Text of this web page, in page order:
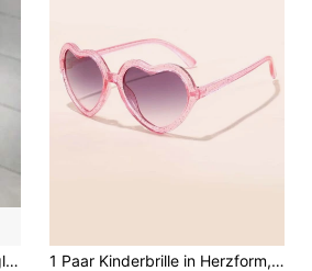
1/2 Stücke modische Brillen, glänzende Fliegen-Brillen, Süß Katzenauge-Rundrahmen-Brillen, süße Foto-Requisiten, dekorative Brillen, perfektes Geschenk für Jungs und Mädchen 1 Paar Kinderbrille in Herzform, modische Brille für Jungen/Mädchen, geeignet für Partys, Alltag und Outdoor-Reiseaccessoires